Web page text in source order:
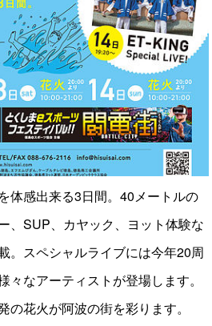
体感出来る3日間。40メートルの
、SUP、カヤック、ヨット体験な
。スペシャルライブには今年20周
々なアーティストが登場します。
の花火が阿波の街を彩ります。